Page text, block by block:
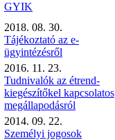
GYIK
2018. 08. 30.
Tájékoztató az e-
ügyintézésről
2016. 11. 23.
Tudnivalók az étrend-
kiegészítőkel kapcsolatos
megállapodásról
2014. 09. 22.
Személyi jogosok